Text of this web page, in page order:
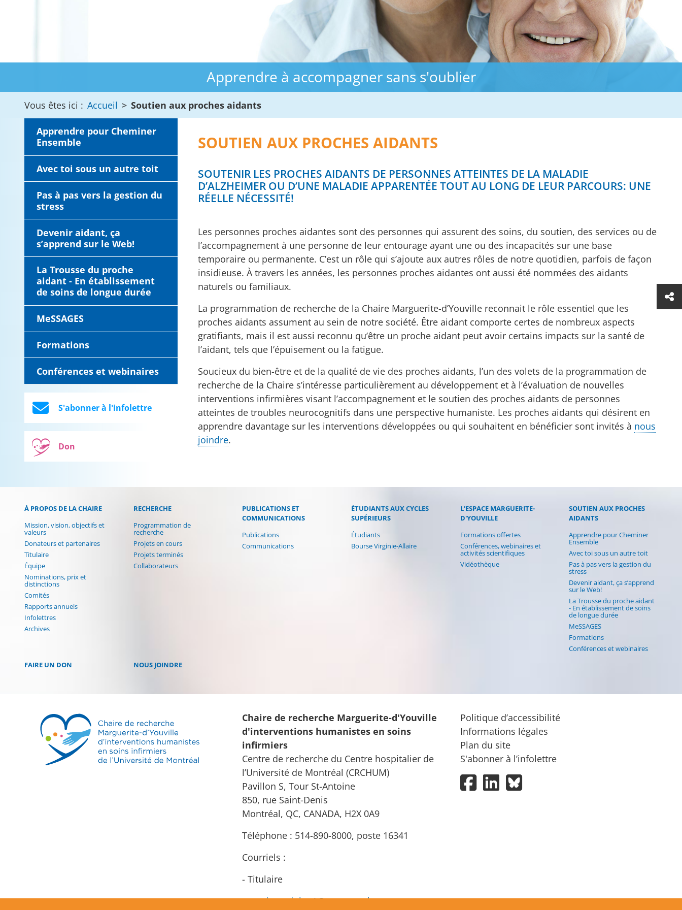
Apprendre à accompagner sans s'oublier
Vous êtes ici : Accueil Soutien aux proches aidants
Apprendre pour Cheminer
Ensemble
Avec toi sous un autre toit
Pas à pas vers la gestion du
stress
Devenir aidant, ça
s’apprend sur le Web!
La Trousse du proche
aidant - En établissement
de soins de longue durée
MeSSAGES
Formations
Conférences et webinaires
S'abonner à l'infolettre
Don
SOUTIEN AUX PROCHES AIDANTS
SOUTENIR LES PROCHES AIDANTS DE PERSONNES ATTEINTES DE LA MALADIE
D’ALZHEIMER OU D’UNE MALADIE APPARENTÉE TOUT AU LONG DE LEUR PARCOURS: UNE
RÉELLE NÉCESSITÉ!
Les personnes proches aidantes sont des personnes qui assurent des soins, du soutien, des services ou de
l’accompagnement à une personne de leur entourage ayant une ou des incapacités sur une base
temporaire ou permanente. C’est un rôle qui s’ajoute aux autres rôles de notre quotidien, parfois de façon
insidieuse. À travers les années, les personnes proches aidantes ont aussi été nommées des aidants
naturels ou familiaux.
La programmation de recherche de la Chaire Marguerite-d’Youville reconnait le rôle essentiel que les
proches aidants assument au sein de notre société. Être aidant comporte certes de nombreux aspects
gratifiants, mais il est aussi reconnu qu’être un proche aidant peut avoir certains impacts sur la santé de
l’aidant, tels que l’épuisement ou la fatigue.
Soucieux du bien-être et de la qualité de vie des proches aidants, l’un des volets de la programmation de
recherche de la Chaire s’intéresse particulièrement au développement et à l’évaluation de nouvelles
interventions infirmières visant l’accompagnement et le soutien des proches aidants de personnes
atteintes de troubles neurocognitifs dans une perspective humaniste. Les proches aidants qui désirent en
apprendre davantage sur les interventions développées ou qui souhaitent en bénéficier sont invités à nous
joindre.
À PROPOS DE LA CHAIRE
Mission, vision, objectifs et
valeurs
Donateurs et partenaires
Titulaire
Équipe
Nominations, prix et
distinctions
Comités
Rapports annuels
Infolettres
Archives
RECHERCHE
Programmation de
recherche
Projets en cours
Projets terminés
Collaborateurs
PUBLICATIONS ET
COMMUNICATIONS
Publications
Communications
ÉTUDIANTS AUX CYCLES
SUPÉRIEURS
Étudiants
Bourse Virginie-Allaire
L'ESPACE MARGUERITE-
D'YOUVILLE
Formations offertes
Conférences, webinaires et
activités scientifiques
Vidéothèque
SOUTIEN AUX PROCHES
AIDANTS(CURRENT)
Apprendre pour Cheminer
Ensemble
Avec toi sous un autre toit
Pas à pas vers la gestion du
stress
Devenir aidant, ça s’apprend
sur le Web!
La Trousse du proche aidant
- En établissement de soins
de longue durée
MeSSAGES
Formations
Conférences et webinaires
FAIRE UN DON
NOUS JOINDRE
Chaire de recherche Marguerite-d'Youville
d'interventions humanistes en soins
infirmiers
Centre de recherche du Centre hospitalier de
l’Université de Montréal (CRCHUM)
Pavillon S, Tour St-Antoine
850, rue Saint-Denis
Montréal, QC, CANADA, H2X 0A9
Téléphone : 514-890-8000, poste 16341
Courriels :
- Titulaire
veronique.dube.1@umontreal.ca
Politique d’accessibilité
Informations légales
Plan du site
S'abonner à l’infolettre
Facebook
LinkedInBluesky